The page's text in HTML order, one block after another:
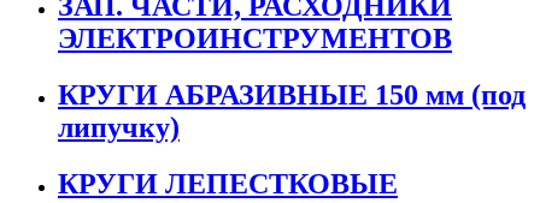
ЗАП. ЧАСТИ, РАСХОДНИКИ
ЭЛЕКТРОИНСТРУМЕНТОВ
КРУГИ АБРАЗИВНЫЕ 150 мм (под
липучку)
КРУГИ ЛЕПЕСТКОВЫЕ